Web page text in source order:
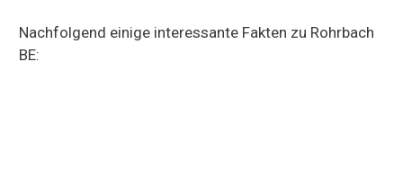
Nachfolgend einige interessante Fakten zu Rohrbach
BE: